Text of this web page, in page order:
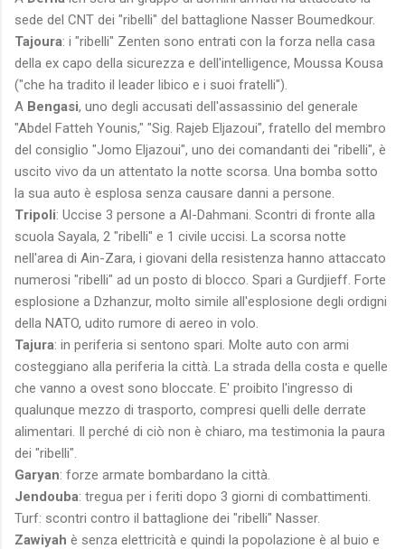
sede del CNT dei "ribelli" del battaglione Nasser Boumedkour.
Tajoura: i "ribelli" Zenten sono entrati con la forza nella casa
della ex capo della sicurezza e dell'intelligence, Moussa Kousa
("che ha tradito il leader libico e i suoi fratelli").
A Bengasi, uno degli accusati dell'assassinio del generale
"Abdel Fatteh Younis," "Sig. Rajeb Eljazoui", fratello del membro
del consiglio "Jomo Eljazoui", uno dei comandanti dei "ribelli", è
uscito vivo da un attentato la notte scorsa. Una bomba sotto
la sua auto è esplosa senza causare danni a persone.
Tripoli: Uccise 3 persone a Al-Dahmani. Scontri di fronte alla
scuola Sayala, 2 "ribelli" e 1 civile uccisi. La scorsa notte
nell'area di ​​Ain-Zara, i giovani della resistenza hanno attaccato
numerosi "ribelli" ad un posto di blocco. Spari a ​Gurdjieff. Forte
esplosione a Dzhanzur, molto simile all'esplosione degli ordigni
della NATO, udito rumore di aereo in volo.
Tajura: in periferia si sentono spari. Molte auto con armi
costeggiano alla periferia la città. La strada della costa e quelle
che vanno a ovest sono bloccate. E' proibito l'ingresso di
qualunque mezzo di trasporto, compresi quelli delle derrate
alimentari. Il perché di ciò non è chiaro, ma testimonia la paura
dei "ribelli".
Garyan: forze armate bombardano la città.
Jendouba: tregua per i feriti dopo 3 giorni di combattimenti.
Turf: scontri contro il battaglione dei "ribelli" Nasser.
Zawiyah è senza elettricità e quindi la popolazione è al buio e